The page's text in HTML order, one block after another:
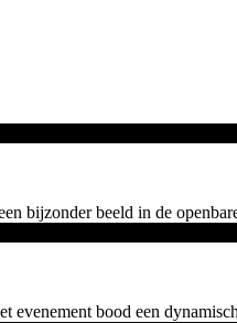
bijzonder beeld in de
bood een